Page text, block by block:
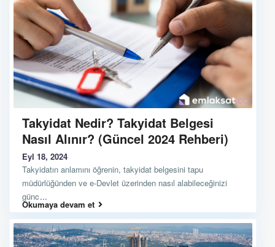
Takyidat Nedir? Takyidat Belgesi
Nasıl Alınır? (Güncel 2024 Rehberi)
Eyl 18, 2024
Takyidatın anlamını öğrenin, takyidat belgesini tapu
müdürlüğünden ve e-Devlet üzerinden nasıl alabileceğinizi
günc...
Okumaya devam et